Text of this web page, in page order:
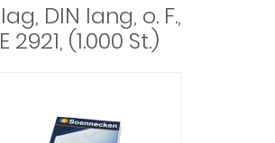
DIN lang, o. F.,
2921, (1.000 St.)